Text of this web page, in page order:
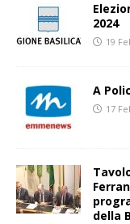
2024
19
A
17
della